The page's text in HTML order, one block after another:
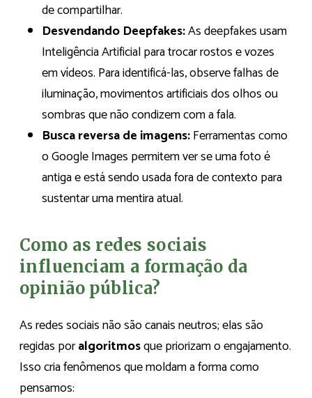
de compartilhar.
Desvendando Deepfakes:As deepfakes usam
Inteligência Artificial para trocar rostos e vozes
em vídeos. Para identificá-las, observe falhas de
iluminação, movimentos artificiais dos olhos ou
sombras que não condizem com a fala.
Busca reversa de imagens:Ferramentas como
o Google Images permitem ver se uma foto é
antiga e está sendo usada fora de contexto para
sustentar uma mentira atual.
Como as redes sociais
influenciam a formação da
opinião pública?
As redes sociais não são canais neutros; elas são
regidas poralgoritmosque priorizam o engajamento.
Isso cria fenômenos que moldam a forma como
pensamos: